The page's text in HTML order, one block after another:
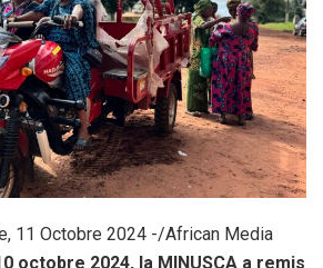
11 Octobre 2024 -/African Media
octobre 2024, la MINUSCA a remis